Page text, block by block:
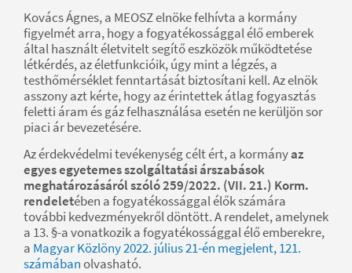
Kovács Ágnes, a MEOSZ elnöke felhívta a kormány
figyelmét arra, hogy a fogyatékossággal élő emberek
által használt életvitelt segítő eszközök működtetése
létkérdés, az életfunkcióik, úgy mint a légzés, a
testhőmérséklet fenntartását biztosítani kell. Az elnök
asszony azt kérte, hogy az érintettek átlag fogyasztás
feletti áram és gáz felhasználása esetén ne kerüljön sor
piaci ár bevezetésére.
Az érdekvédelmi tevékenység célt ért, a kormányaz
egyes egyetemes szolgáltatási árszabások
meghatározásáról szóló 259/2022. (VII. 21.) Korm.
rendeletében a fogyatékossággal élők számára
további kedvezményekről döntött. A rendelet, amelynek
a 13. §-a vonatkozik a fogyatékossággal élő emberekre,
a Magyar Közlöny 2022. július 21-én megjelent, 121.
számábanolvasható.